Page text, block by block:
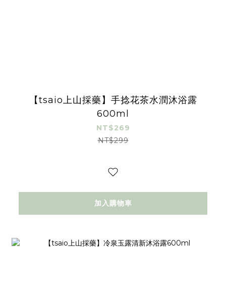
【tsaio上山採藥】手捻花茶水潤沐浴露
600ml
NT$269
NT$299
加入購物車